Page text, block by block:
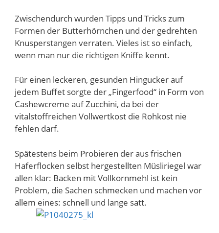
Zwischendurch wurden Tipps und Tricks zum
Formen der Butterhörnchen und der gedrehten
Knusperstangen verraten. Vieles ist so einfach,
wenn man nur die richtigen Kniffe kennt.
Für einen leckeren, gesunden Hingucker auf
jedem Buffet sorgte der „Fingerfood“ in Form von
Cashewcreme auf Zucchini, da bei der
vitalstoffreichen Vollwertkost die Rohkost nie
fehlen darf.
Spätestens beim Probieren der aus frischen
Haferflocken selbst hergestellten Müsliriegel war
allen klar: Backen mit Vollkornmehl ist kein
Problem, die Sachen schmecken und machen vor
allem eines: schnell und lange satt.